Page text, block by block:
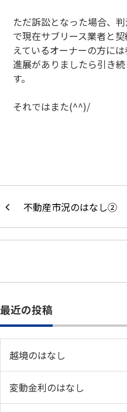
ただ訴訟となった場合、
で現在サブリース業者と
えているオーナーの方に
進展がありましたら引き
す。
それではまた(^^)/
不動産市況のはなし②
最近の投稿
越境のはなし
変動金利のはなし